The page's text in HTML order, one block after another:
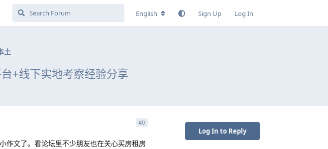
English Sign Up Log In
土
+线下实地考察经验分享
Log In to Reply
#0
作文了。看论坛里不少朋友也在关心买房租房